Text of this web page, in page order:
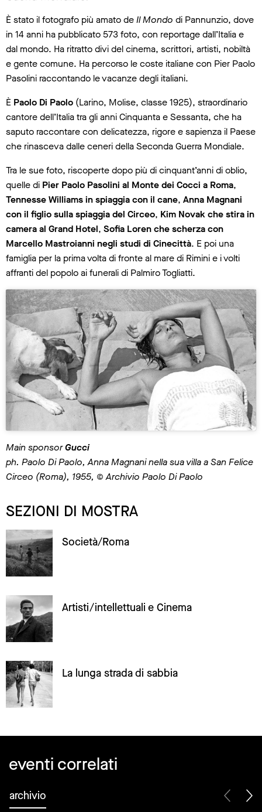
È stato il fotografo più amato deIl Mondo di Pannunzio, dove
in 14 anni ha pubblicato 573 foto, con reportage dall’Italia e
dal mondo. Ha ritratto divi del cinema, scrittori, artisti, nobiltà
e gente comune. Ha percorso le coste italiane con Pier Paolo
Pasolini raccontando le vacanze degli italiani.
È Paolo Di Paolo (Larino, Molise, classe 1925), straordinario
cantore dell’Italia tra gli anni Cinquanta e Sessanta, che ha
saputo raccontare con delicatezza, rigore e sapienza il Paese
che rinasceva dalle ceneri della Seconda Guerra Mondiale.
Tra le sue foto, riscoperte dopo più di cinquant’anni di oblio,
quelle di Pier Paolo Pasolini al Monte dei Cocci a Roma,
Tennesse Williams in spiaggia con il cane, Anna Magnani
con il figlio sulla spiaggia del Circeo, Kim Novak che stira in
camera al Grand Hotel, Sofia Loren che scherza con
Marcello Mastroianni negli studi di Cinecittà. E poi una
famiglia per la prima volta di fronte al mare di Rimini e i volti
affranti del popolo ai funerali di Palmiro Togliatti.
Main sponsorGucci
ph. Paolo Di Paolo, Anna Magnani nella sua villa a San Felice
Circeo (Roma), 1955, © Archivio Paolo Di Paolo
SEZIONI DI MOSTRA
Società/Roma
Artisti/intellettuali e Cinema
La lunga strada di sabbia
eventi correlati
archivio